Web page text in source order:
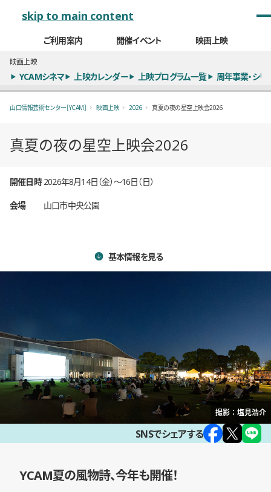
skip to main content
ご利用案内 開催イベント 映画上映
映画上映
YCAMシネマ 上映カレンダー 上映プログラム一覧 周年事業・シリ
山口情報芸術センター［YCAM］ 映画上映 2026 真夏の夜の星空上映会2026
真夏の夜の星空上映会2026
概要開催日時 2026年8月14日（金）〜16日（日）
会場
山口市中央公園
基本情報を見る
撮影：塩見浩介
SNSでシェアする
YCAM夏の風物詩、今年も開催！